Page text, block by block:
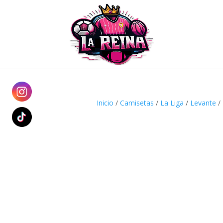
Inicio / Camisetas / La Liga / Levante /